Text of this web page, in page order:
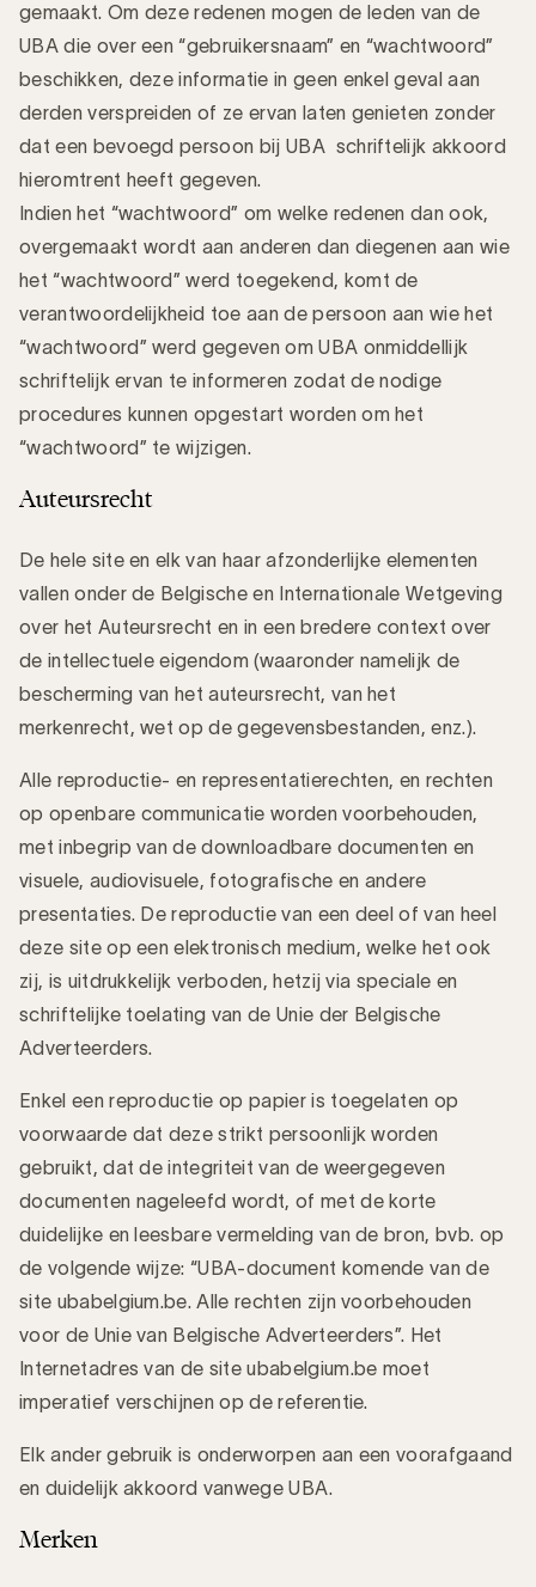
gemaakt. Om deze redenen mogen de leden van de
UBA die over een “gebruikersnaam” en “wachtwoord”
beschikken, deze informatie in geen enkel geval aan
derden verspreiden of ze ervan laten genieten zonder
dat een bevoegd persoon bij UBA schriftelijk akkoord
hieromtrent heeft gegeven.
Indien het “wachtwoord” om welke redenen dan ook,
overgemaakt wordt aan anderen dan diegenen aan wie
het “wachtwoord” werd toegekend, komt de
verantwoordelijkheid toe aan de persoon aan wie het
“wachtwoord” werd gegeven om UBA onmiddellijk
schriftelijk ervan te informeren zodat de nodige
procedures kunnen opgestart worden om het
“wachtwoord” te wijzigen.
Auteursrecht
De hele site en elk van haar afzonderlijke elementen
vallen onder de Belgische en Internationale Wetgeving
over het Auteursrecht en in een bredere context over
de intellectuele eigendom (waaronder namelijk de
bescherming van het auteursrecht, van het
merkenrecht, wet op de gegevensbestanden, enz.).
Alle reproductie- en representatierechten, en rechten
op openbare communicatie worden voorbehouden,
met inbegrip van de downloadbare documenten en
visuele, audiovisuele, fotografische en andere
presentaties. De reproductie van een deel of van heel
deze site op een elektronisch medium, welke het ook
zij, is uitdrukkelijk verboden, hetzij via speciale en
schriftelijke toelating van de Unie der Belgische
Adverteerders.
Enkel een reproductie op papier is toegelaten op
voorwaarde dat deze strikt persoonlijk worden
gebruikt, dat de integriteit van de weergegeven
documenten nageleefd wordt, of met de korte
duidelijke en leesbare vermelding van de bron, bvb. op
de volgende wijze: “UBA-document komende van de
site ubabelgium.be. Alle rechten zijn voorbehouden
voor de Unie van Belgische Adverteerders”. Het
Internetadres van de site ubabelgium.be moet
imperatief verschijnen op de referentie.
Elk ander gebruik is onderworpen aan een voorafgaand
en duidelijk akkoord vanwege UBA.
Merken